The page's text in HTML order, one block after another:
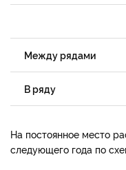
Между рядами
В ряду
На постоянное место
следующего года по